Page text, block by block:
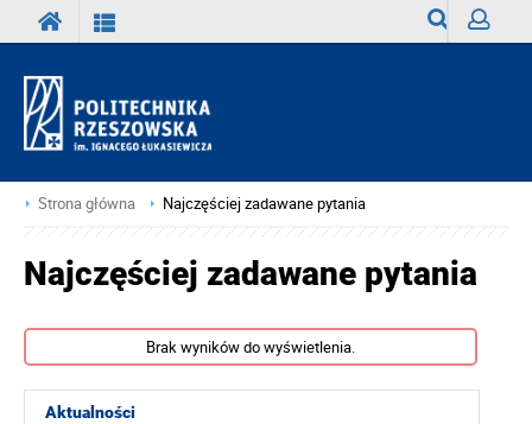
Strona główna Najczęściej zadawane pytania
Aktualności
Najczęściej zadawane pytania
Brak wyników do wyświetlenia.